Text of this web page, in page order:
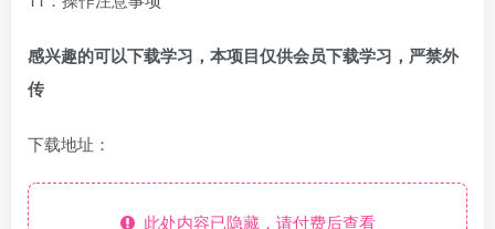
感兴趣的可以下载学习，本项目仅供会员下载学习，严禁外
传
下载地址：
此处内容已隐藏，请付费后查看